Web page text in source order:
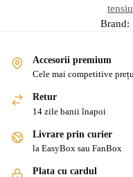
Brand:
Accesorii premium
Cele mai competitive
Retur
14 zile banii înapoi
Livrare prin curier
la EasyBox sau FanBox
Plata cu cardul